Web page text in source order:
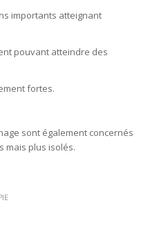
importants atteignant
pouvant atteindre des
fortes.
sont également concernés
mais plus isolés.